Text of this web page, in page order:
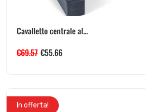
Cavalletto centrale al...
€69.57 €55.66
In offerta!